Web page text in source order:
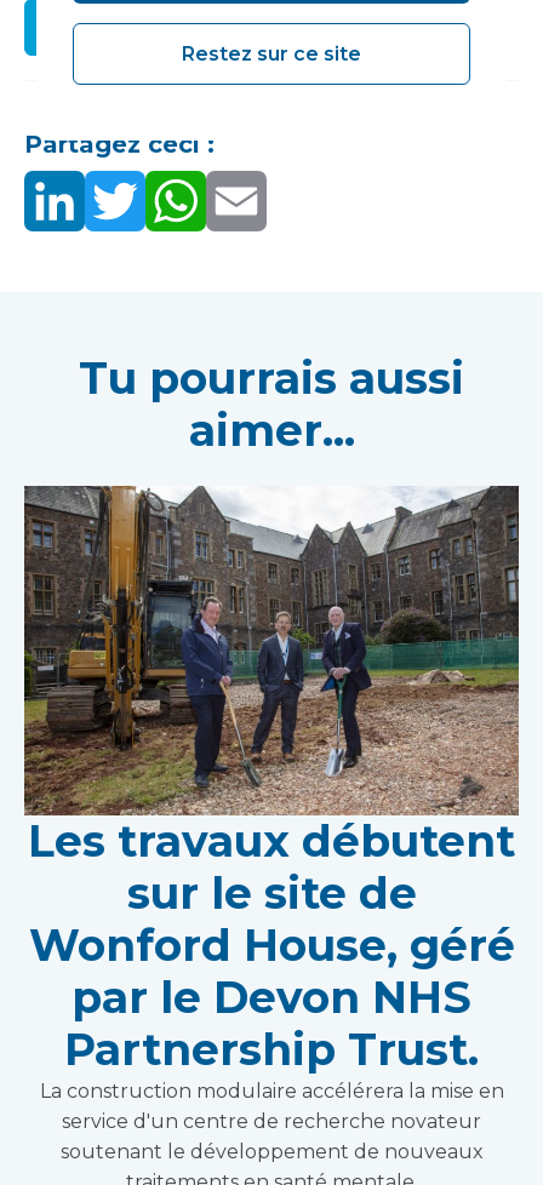
Registre
Partagez ceci :
Tu pourrais aussi
aimer...
Les travaux débutent
sur le site de
Wonford House, géré
par le Devon NHS
Partnership Trust.
La construction modulaire accélérera la mise en
service d'un centre de recherche novateur
soutenant le développement de nouveaux
Restez sur ce site